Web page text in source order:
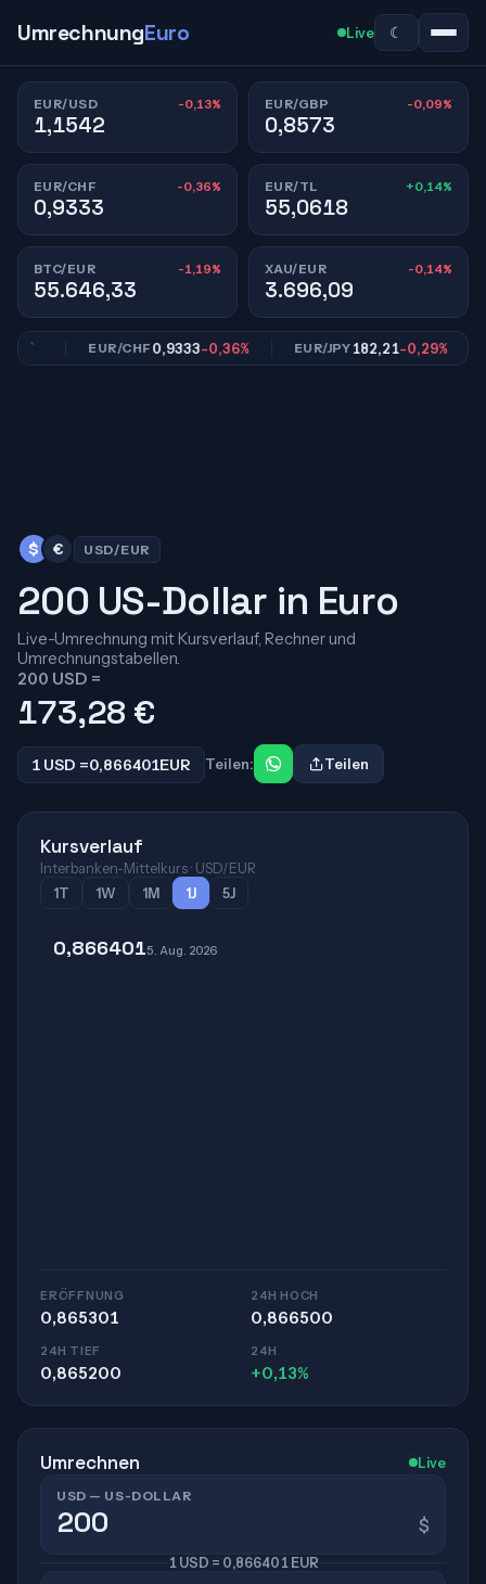
UmrechnungEuro Live ☾
EUR/USD -0,13%
1,1542
EUR/GBP -0,09%
0,8573
EUR/CHF -0,36%
0,9333
EUR/TL +0,14%
55,0618
BTC/EUR -1,19%
55.646,33
XAU/EUR -0,14%
3.696,09
EUR/CHF0,9333-0,36% EUR/JPY182,21-0,29%
$ € USD/EUR
200 US-Dollar in Euro
Live-Umrechnung mit Kursverlauf, Rechner und
Umrechnungstabellen.
200 USD =
173,28 €
1 USD =0,866401EUR Teilen: Teilen
Kursverlauf
Interbanken-Mittelkurs · USD/EUR
1T
1W 1M 1J 5J
0,8664015. Aug. 2026
ERÖFFNUNG
0,865301
24H HOCH
0,866500
24H TIEF
0,865200
24H
+0,13%
Umrechnen Live
USD — US-DOLLAR
$
1 USD = 0,866401 EUR